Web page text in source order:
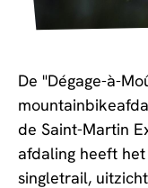
De "Dégage-à-
de Saint-Martin
afdaling heeft
singletrail,